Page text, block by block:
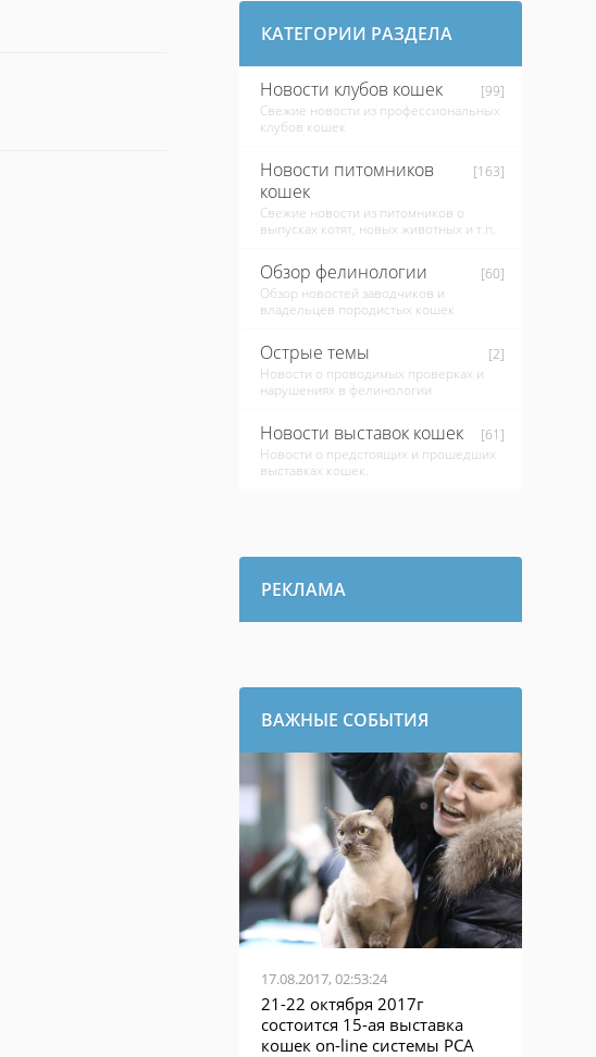
КАТЕГОРИИ РАЗДЕЛА
Новости клубов кошек
[99]
Свежие новости из профессиональных
клубов кошек
Новости питомников
кошек
[163]
Свежие новости из питомников о
выпусках котят, новых животных и т.п.
Обзор фелинологии
[60]
Обзор новостей заводчиков и
владельцев породистых кошек
Острые темы
[2]
Новости о проводимых проверках и
нарушениях в фелинологии
Новости выставок кошек
[61]
Новости о предстоящих и прошедших
выставках кошек.
РЕКЛАМА
ВАЖНЫЕ СОБЫТИЯ
17.08.2017, 02:53:24
21-22 октября 2017г
состоится 15-ая выставка
кошек on-line системы PCA